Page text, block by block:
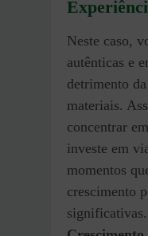
Neste caso,
autênticas e
detrimento
materiais.
concentrar
investe em
momentos
crescimento
significativas.